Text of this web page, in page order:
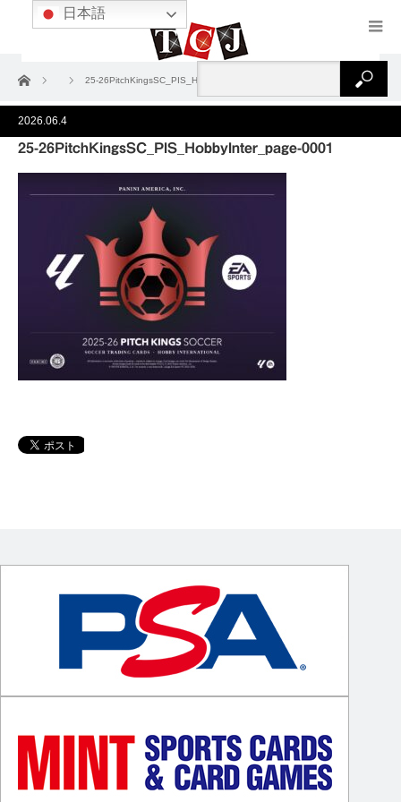
ホーム 25-26PitchKingsSC_PIS_HobbyInter_page-0001
2026.06.4
25-26PitchKingsSC_PIS_HobbyInter_page-0001
日本語